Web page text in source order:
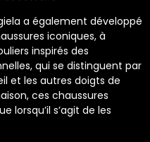
a également développé
iconiques, à
inspirés des
qui se distinguent par
et les autres doigts de
ces chaussures
lorsqu’il s’agit de les